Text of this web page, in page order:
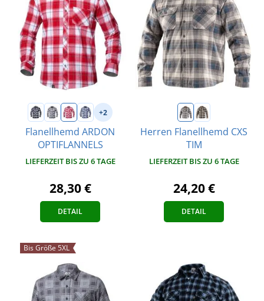
+2
Flanellhemd ARDON
OPTIFLANNELS
LIEFERZEIT BIS ZU 6 TAGE
28,30 €
DETAIL
Herren Flanellhemd CXS
TIM
LIEFERZEIT BIS ZU 6 TAGE
24,20 €
DETAIL
Bis Größe 5XL